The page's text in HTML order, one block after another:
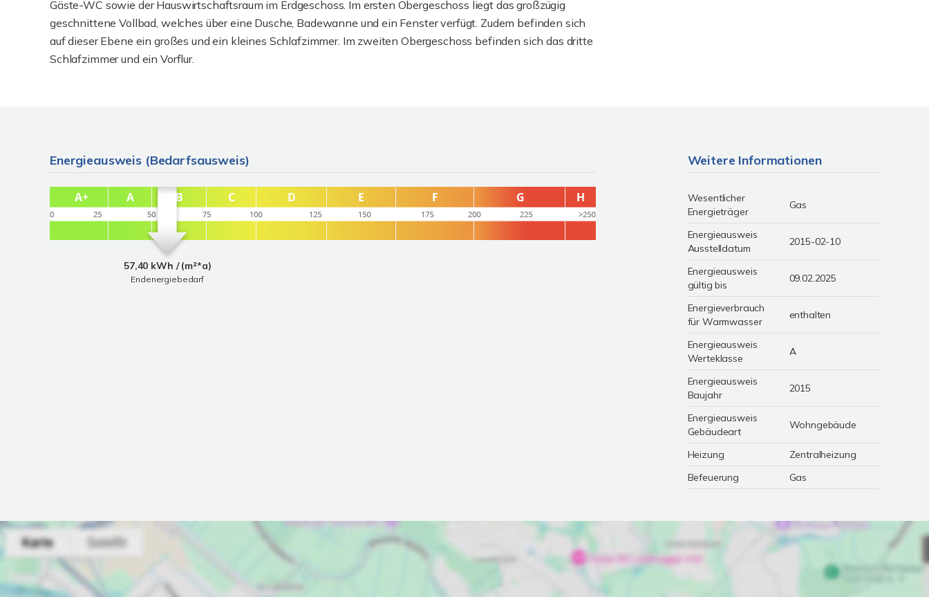
Gäste-WC sowie der Hauswirtschaftsraum im Erdgeschoss. Im ersten Obergeschoss liegt das großzügig
geschnittene Vollbad, welches über eine Dusche, Badewanne und ein Fenster verfügt. Zudem befinden sich
auf dieser Ebene ein großes und ein kleines Schlafzimmer. Im zweiten Obergeschoss befinden sich das dritte
Schlafzimmer und ein Vorflur.
Energieausweis (Bedarfsausweis)
57,40 kWh / (m²*a)
Endenergiebedarf
Weitere Informationen
Wesentlicher
Energieträger
Gas
Energieausweis
Ausstelldatum
2015-02-10
Energieausweis
gültig bis
09.02.2025
Energieverbrauch
für Warmwasser
enthalten
Energieausweis
Werteklasse
A
Energieausweis
Baujahr
2015
Energieausweis
Gebäudeart
Wohngebäude
Heizung
Zentralheizung
Befeuerung
Gas